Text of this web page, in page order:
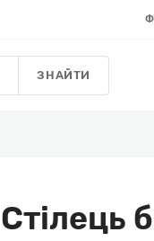
ЗНАЙТИ
Стілець